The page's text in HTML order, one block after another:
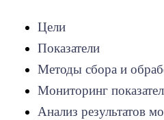
Цели
Показатели
Методы сбора и
Мониторинг
Анализ результатов